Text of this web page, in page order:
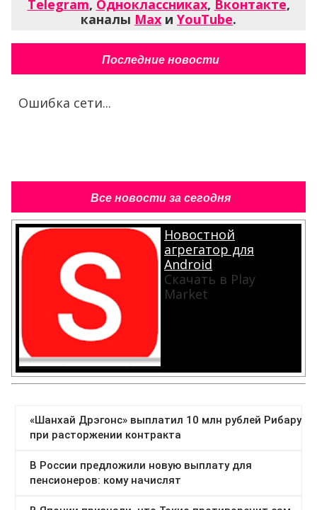
Telegram, Одноклассниках, Вконтакте,
каналы Max и YouTube.
Последние новости
Ошибка сети...
Все новости за сегодня
Новостной
агрегатор для
Android
Скачать в Play
Market